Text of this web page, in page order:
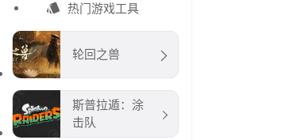
热门游戏工具
轮回之兽
斯普拉遁：涂
击队